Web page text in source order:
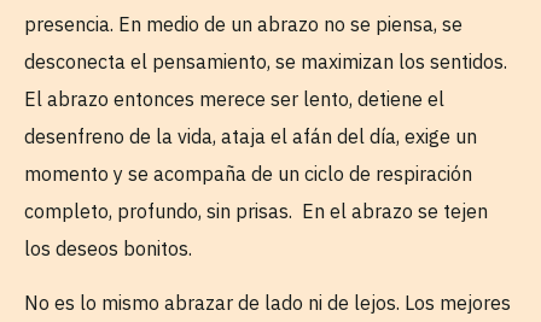
presencia. En medio de un abrazo no se piensa, se
desconecta el pensamiento, se maximizan los sentidos.
El abrazo entonces merece ser lento, detiene el
desenfreno de la vida, ataja el afán del día, exige un
momento y se acompaña de un ciclo de respiración
completo, profundo, sin prisas. En el abrazo se tejen
los deseos bonitos.
No es lo mismo abrazar de lado ni de lejos. Los mejores